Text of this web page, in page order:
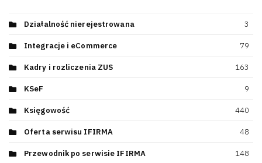
Działalność nierejestrowana 3
Integracje i eCommerce 79
Kadry i rozliczenia ZUS 163
KSeF 9
Księgowość 440
Oferta serwisu IFIRMA 48
Przewodnik po serwisie IFIRMA 148